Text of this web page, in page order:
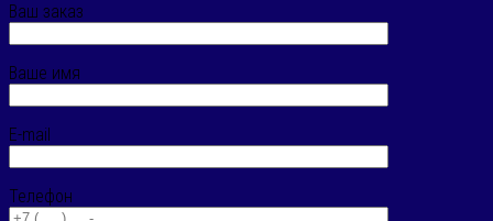
Ваш заказ
Ваше имя
E-mail
Телефон